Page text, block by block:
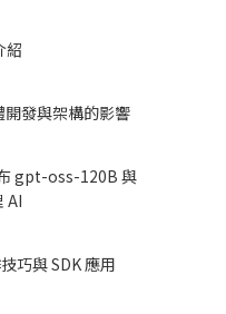
紹
發與架構的影響
gpt-oss-120B 與
AI
巧與 SDK 應用